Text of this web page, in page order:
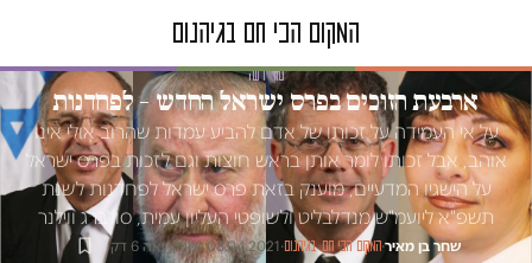
טור דעה
ארבעת הזוכים בפרס ישראל החדש – לפחדנות
על אי העמידה על זכותו של אדם להביע עמדות שהרוב אולי אינו
אוהב, אבל זכותו לומר אותן בראש חוצות וגם לזכות בפרס ישראל
על הישגיו המדעיים, מוענק בזאת פרס ישראל לפחדנות לשנת
תשפ"א ליועמ"ש מנדלבליט ולשופטי העליון עמית, סולברג ווילנר
שחר בן מאיר·המקום הכי חם בגיהנום·
08.04.2021
·זמן קריאה 6 דק׳